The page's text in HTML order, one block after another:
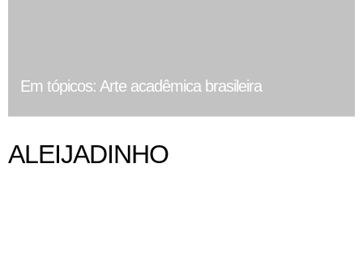
Em tópicos: Arte acadêmica brasileira
ALEIJADINHO